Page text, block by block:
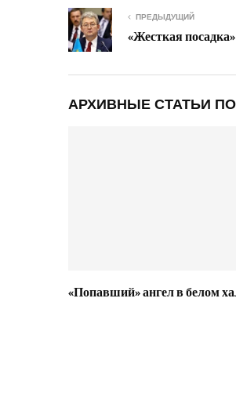
ПРЕДЫДУЩИЙ
«Жесткая
АРХИВНЫЕ СТАТЬИ
«Попавший» ангел в белом